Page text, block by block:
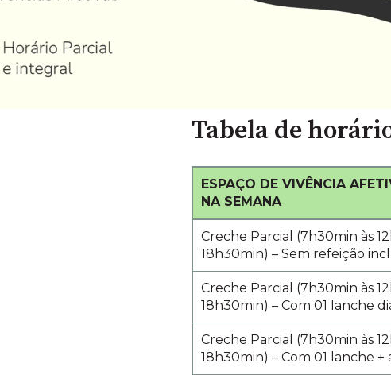
Tabela de
ESPAÇO DE VIVÊNCIA
NA SEMANA
Creche Parcial (7h30min às
18h30min) – Sem refeição
Creche Parcial (7h30min às
18h30min) – Com 01 lanche
Creche Parcial (7h30min às
18h30min) – Com 01 lanche